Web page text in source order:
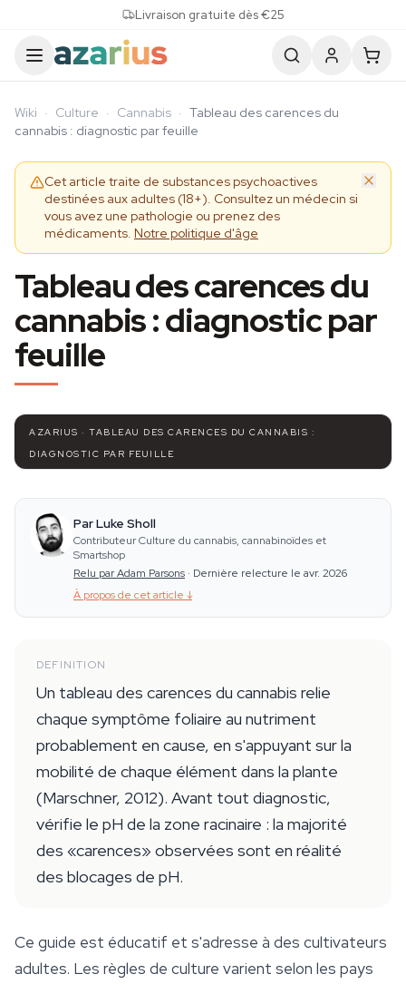
Livraison gratuite dès €25
Wiki · Culture · Cannabis · Tableau des carences du
cannabis : diagnostic par feuille
Cet article traite de substances psychoactives
destinées aux adultes (18+). Consultez un médecin si
vous avez une pathologie ou prenez des
médicaments. Notre politique d'âge
Tableau des carences du
cannabis : diagnostic par
feuille
AZARIUS · TABLEAU DES CARENCES DU CANNABIS :
DIAGNOSTIC PAR FEUILLE
Par Luke Sholl
Contributeur Culture du cannabis, cannabinoïdes et
Smartshop
Relu par Adam Parsons · Dernière relecture le avr. 2026
À propos de cet article ↓
DEFINITION
Un tableau des carences du cannabis relie
chaque symptôme foliaire au nutriment
probablement en cause, en s'appuyant sur la
mobilité de chaque élément dans la plante
(Marschner, 2012). Avant tout diagnostic,
vérifie le pH de la zone racinaire : la majorité
des «carences» observées sont en réalité
des blocages de pH.
Ce guide est éducatif et s'adresse à des cultivateurs
adultes. Les règles de culture varient selon les pays